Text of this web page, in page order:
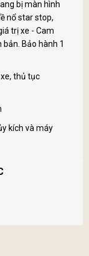
bị màn hình
nổ star stop,
trị xe - Cam
Bảo hành 1
thủ tục
kích và máy